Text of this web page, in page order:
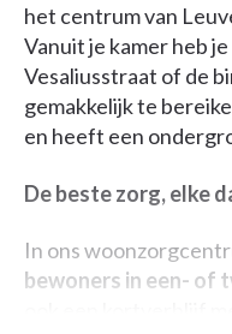
het centrum van
Vanuit je kamer heb
Vesaliusstraat of de
gemakkelijk te
en heeft een
De beste zorg, elke
In ons
bewoners in een- of